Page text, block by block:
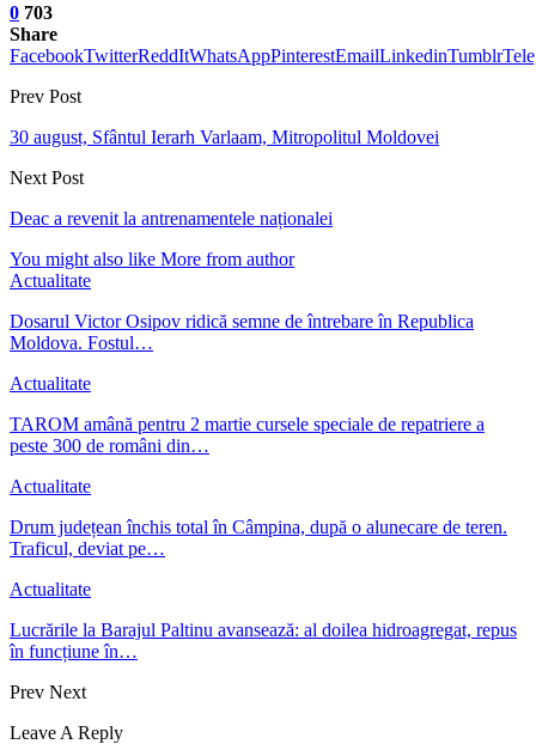
0 703
Share
FacebookTwitterReddItWhatsAppPinterestEmailLinkedinTumblr
Prev Post
30 august, Sfântul Ierarh Varlaam, Mitropolitul Moldovei
Next Post
Deac a revenit la antrenamentele naționalei
You might also like More from author
Actualitate
Dosarul Victor Osipov ridică semne de întrebare în Republica
Moldova. Fostul…
Actualitate
TAROM amână pentru 2 martie cursele speciale de repatriere a
peste 300 de români din…
Actualitate
Drum județean închis total în Câmpina, după o alunecare de teren.
Traficul, deviat pe…
Actualitate
Lucrările la Barajul Paltinu avansează: al doilea hidroagregat, repus
în funcțiune în…
Prev Next
Leave A Reply